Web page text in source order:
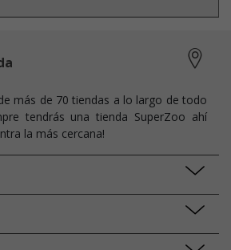
más de 70 tiendas a lo largo de todo
tendrás una tienda SuperZoo ahí
la más cercana!